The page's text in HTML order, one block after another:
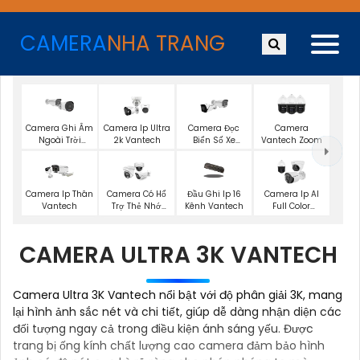
CAMERANHA TRANG
Camera Ghi Âm
Ngoài Trời
Camera Ip Ultra
2k Vantech
Camera Đọc
Biển Số Xe
Camera
Vantech Zoom
Camera Ip Thân
Vantech
Camera Có Hổ
Trợ Thẻ Nhớ
Đầu Ghi Ip 16
Kênh Vantech
Camera Ip AI
Full Color
CAMERA ULTRA 3K VANTECH
Camera Ultra 3K Vantech nổi bật với độ phân giải 3K, mang
lại hình ảnh sắc nét và chi tiết, giúp dễ dàng nhận diện các
đối tượng ngay cả trong điều kiện ánh sáng yếu. Được
trang bị ống kính chất lượng cao camera đảm bảo hình